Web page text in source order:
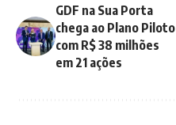
GDF na Sua Porta
chega ao Plano Piloto
com R$ 38 milhões
em 21 ações